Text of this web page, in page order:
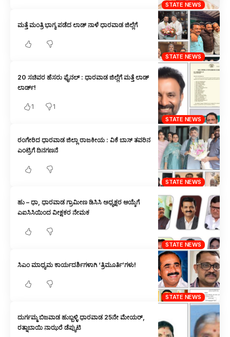
STATE NEWS
STATE NEWS
ಮತ್ತೆ ಮಂತ್ರಿ ಭಾಗ್ಯ ಪಡೆದ ಲಾಡ್‌ ನಾಳೆ ಧಾರವಾಡ ಜಿಲ್ಲೆಗೆ
STATE NEWS
20 ಸಚಿವರ ಹೆಸರು ಫೈನಲ್ : ಧಾರವಾಡ ಜಿಲ್ಲೆಗೆ ಮತ್ತೆ ಲಾಡ್
ಲಾರ್ಡ್!
1 1
STATE NEWS
ರಂಗೇರಿದ ಧಾರವಾಡ ಜಿಲ್ಲಾ ರಾಜಕೀಯ : ವಿಕೆ ಬಾಸ್ ತವರಿನ
ಎಂಟ್ರಿಗೆ ದಿನಗಣನೆ
STATE NEWS
ಹು – ಧಾ, ಧಾರವಾಡ ಗ್ರಾಮೀಣ ಡಿಸಿಸಿ ಅಧ್ಯಕ್ಷರ ಆಯ್ಕೆಗೆ
ಎಐಸಿಸಿಯಿಂದ ವೀಕ್ಷಕರ ನೇಮಕ
STATE NEWS
ಸಿಎಂ ಮಾಧ್ಯಮ ಕಾರ್ಯದರ್ಶಿಗಳಾಗಿ ‘ತ್ರಿಮೂರ್ತಿ’ಗಳು!
ದುರ್ಗಮ್ಮ ಬಿಜವಾಡ ಹುಬ್ಬಳ್ಳಿ ಧಾರವಾಡ 25ನೇ ಮೇಯರ್,
ರತ್ನಾಬಾಯಿ ನಾಝರೆ ಡೆಪ್ಯುಟಿ